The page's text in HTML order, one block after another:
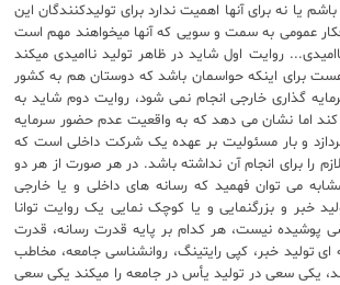
یا نه برای آنها اهمیت ندارد برای تولیدکنندگان این
عمومی به سمت و سویی که آنها میخواهند مهم است
روایت اول شاید در ظاهر تولید ناامیدی میکند
برای اینکه حواسمان باشد که دوستان هم به کشور
گذاری خارجی انجام نمی شود، روایت دوم شاید به
کند اما نشان می دهد که به واقعیت عدم حضور سرمایه
و بار مسئولیت بر عهده یک شرکت داخلی است که
را برای انجام آن نداشته باشد. در هر صورت از هر دو
می توان فهمید که رسانه های داخلی و یا خارجی
خبر و بزرگنمایی و یا کوچک نمایی یک روایت توانا
پوشیده نیست، هر کدام بر پایه قدرت رسانه، قدرت
ای تولید خبر، کپی رایتینگ، روانشناسی جامعه، مخاطب
یکی سعی در تولید یأس در جامعه را میکند یکی سعی